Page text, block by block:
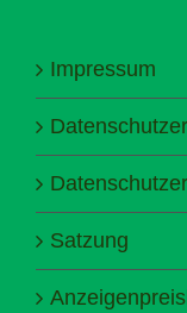
Impressum
Satzung